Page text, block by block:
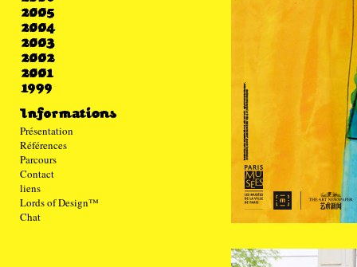
Présentation
Références
Parcours
Contact
liens
Lords of Design™
Chat